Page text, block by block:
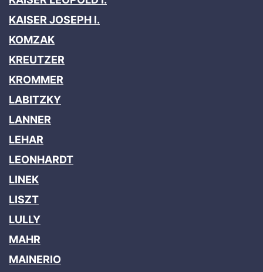
KAISER JOSEPH I.
KOMZAK
KREUTZER
KROMMER
LABITZKY
LANNER
LEHAR
LEONHARDT
LINEK
LISZT
LULLY
MAHR
MAINERIO